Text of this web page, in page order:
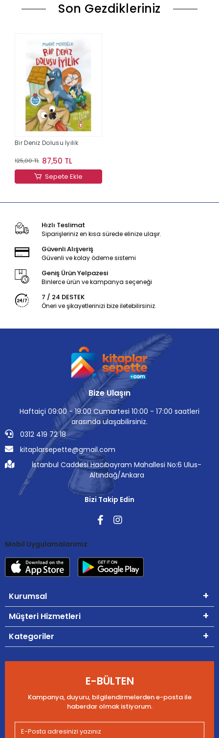
Son Gezdikleriniz
Bir Deniz Dolusu İyilik
125,00 TL 87,50 TL
Sepete Ekle
Hızlı Teslimat
Siparişleriniz en kısa sürede elinize ulaşır.
Güvenli Alışveriş
Güvenli ve kolay ödeme sistemi
Geniş Ürün Yelpazesi
Binlerce ürün ve kampanya seçeneği
7 / 24 DESTEK
Öneri ve şikayetlerinizi bize iletebilirsiniz.
Bize Ulaşın
Haftaiçi 09:00 - 19:00 Cumartesi 10:00 - 17:00 saatleri
arasında ulaşabilirsiniz.
0312 419 72 18
kitaplarsepette@gmail.com
İstanbul Caddesi Hacıbayram Mahallesi No:6 Ulus-
Altındağ/Ankara
Bizi Takip Edin
Mobil Uygulamalarımız
Kurumsal
Müşteri Hizmetleri
Kategoriler
E-BÜLTEN
Kampanya, duyuru, bilgilendirmelerden e-posta ile
haberdar olmak istiyorum.